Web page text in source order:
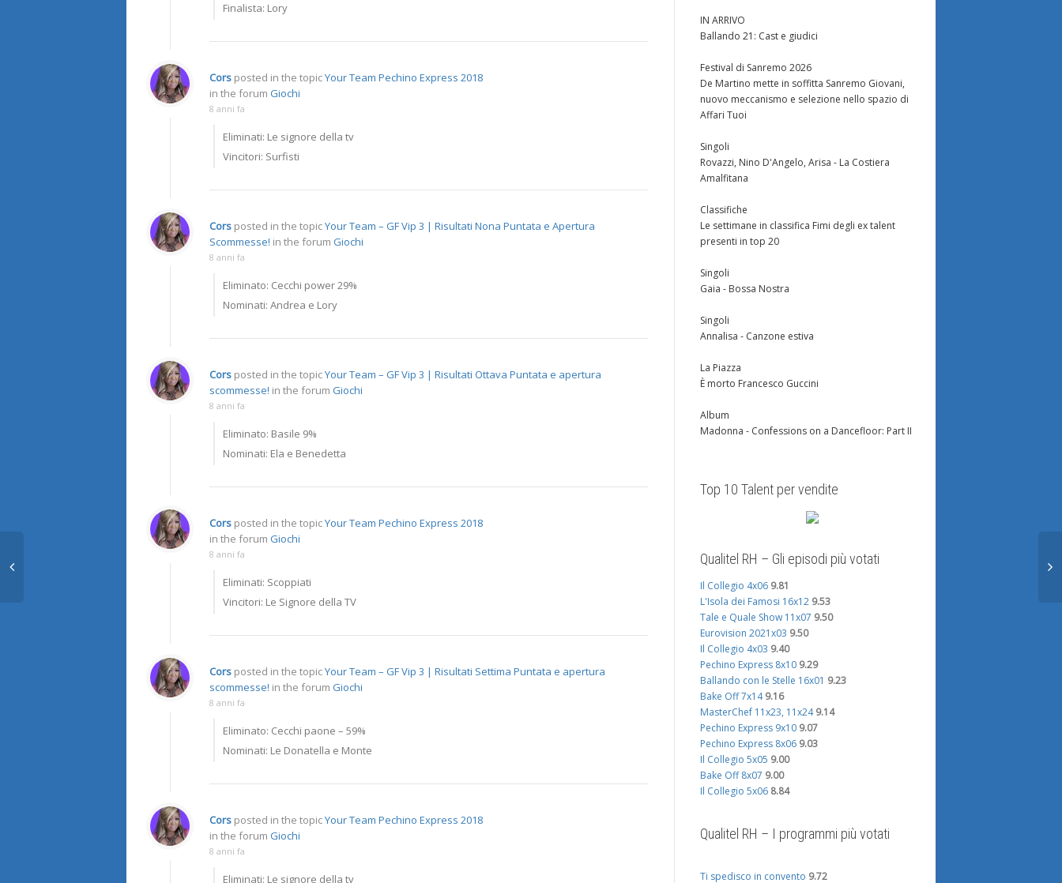
Finalista: Lory
Cors posted in the topicYour Team Pechino Express 2018
in the forum Giochi
8 anni fa
Eliminati: Le signore della tv
Vincitori: Surfisti
Cors posted in the topicYour Team – GF Vip 3 | Risultati Nona Puntata e Apertura
Scommesse! in the forum Giochi
8 anni fa
Eliminato: Cecchi power 29%
Nominati: Andrea e Lory
Cors posted in the topicYour Team – GF Vip 3 | Risultati Ottava Puntata e apertura
scommesse! in the forum Giochi
8 anni fa
Eliminato: Basile 9%
Nominati: Ela e Benedetta
Cors posted in the topicYour Team Pechino Express 2018
in the forum Giochi
8 anni fa
Eliminati: Scoppiati
Vincitori: Le Signore della TV
Cors posted in the topicYour Team – GF Vip 3 | Risultati Settima Puntata e apertura
scommesse! in the forum Giochi
8 anni fa
Eliminato: Cecchi paone – 59%
Nominati: Le Donatella e Monte
Cors posted in the topicYour Team Pechino Express 2018
in the forum Giochi
8 anni fa
Eliminati: Le signore della tv
IN ARRIVO
Ballando 21: Cast e giudici
Festival di Sanremo 2026
De Martino mette in soffitta Sanremo Giovani,
nuovo meccanismo e selezione nello spazio di
Affari Tuoi
Singoli
Rovazzi, Nino D'Angelo, Arisa - La Costiera
Amalfitana
Classifiche
Le settimane in classifica Fimi degli ex talent
presenti in top 20
Singoli
Gaia - Bossa Nostra
Singoli
Annalisa - Canzone estiva
La Piazza
È morto Francesco Guccini
Album
Madonna - Confessions on a Dancefloor: Part II
Top 10 Talent per vendite
Qualitel RH – Gli episodi più votati
Il Collegio 4x06 9.81
L'Isola dei Famosi 16x12 9.53
Tale e Quale Show 11x07 9.50
Eurovision 2021x03 9.50
Il Collegio 4x03 9.40
Pechino Express 8x10 9.29
Ballando con le Stelle 16x01 9.23
Bake Off 7x14 9.16
MasterChef 11x23, 11x24 9.14
Pechino Express 9x10 9.07
Pechino Express 8x06 9.03
Il Collegio 5x05 9.00
Bake Off 8x07 9.00
Il Collegio 5x06 8.84
Qualitel RH – I programmi più votati
Ti spedisco in convento 9.72